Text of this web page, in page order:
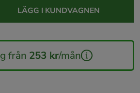
LÄGG I KUNDVAGNEN
från 253 kr/mån